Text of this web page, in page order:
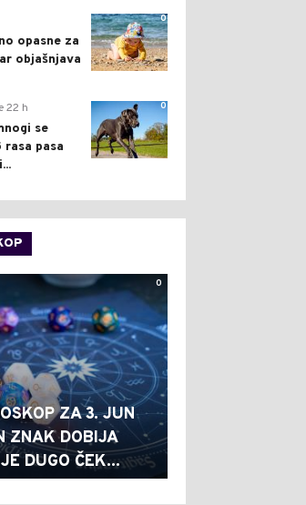
0
opasne za
objašnjava
0
22 h
se
rasa pasa
0
ZA 3. JUN
ZNAK DOBIJA
DUGO ČEK...